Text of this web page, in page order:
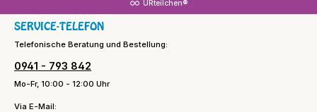
URteilchen®
SERVICE-TELEFON
Telefonische Beratung und Bestellung:
0941 - 793 842
Mo-Fr, 10:00 - 12:00 Uhr
Via E-Mail: